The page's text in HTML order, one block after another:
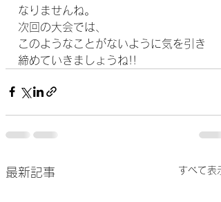
なりませんね。
次回の大会では、
このようなことがないように気を引き
締めていきましょうね!!
最新記事 すべて表示